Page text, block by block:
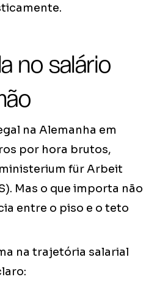
no salário
na Alemanha em
por hora brutos,
für Arbeit
Mas o que importa não
entre o piso e o teto
na trajetória salarial